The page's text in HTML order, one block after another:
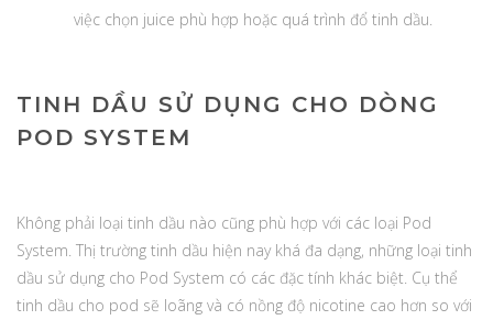
việc chọn juice phù hợp hoặc quá trình đổ tinh dầu.
TINH DẦU SỬ DỤNG CHO DÒNG
POD SYSTEM
Không phải loại tinh dầu nào cũng phù hợp với các loại Pod
System. Thị trường tinh dầu hiện nay khá đa dạng, những loại tinh
dầu sử dụng cho Pod System có các đặc tính khác biệt. Cụ thể
tinh dầu cho pod sẽ loãng và có nồng độ nicotine cao hơn so với